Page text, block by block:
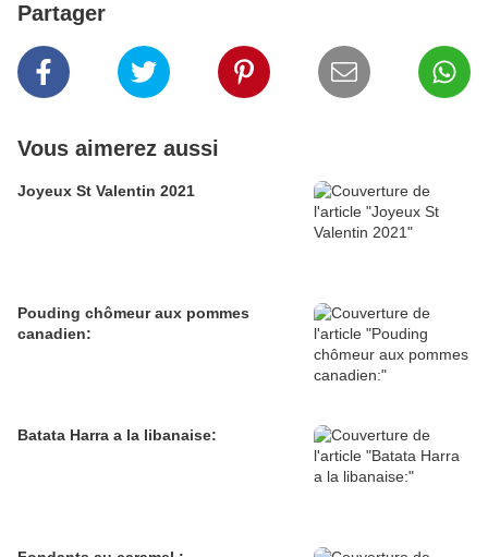
Partager
Vous aimerez aussi
Joyeux St Valentin 2021
Pouding chômeur aux pommes
canadien:
Batata Harra a la libanaise: